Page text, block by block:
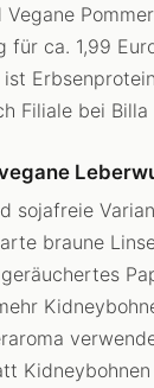
für ca. 1,99
ist
Filiale bei
sojafreie
braune